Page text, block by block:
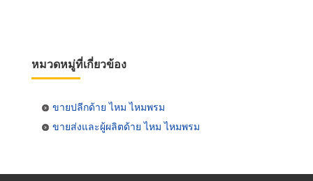
หมวดหมู่ที่เกี่ยวข้อง
ขายปลีกด้าย ไหม ไหมพรม
ขายส่งและผู้ผลิตด้าย ไหม ไหมพรม